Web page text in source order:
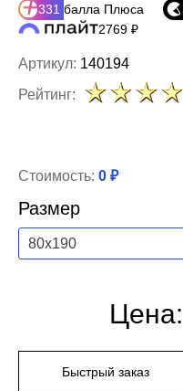
Артикул: 140194
331 балла Плюса
2769 ₽
Рейтинг:
Стоимость: 0 ₽
Размер
80x190
Цена:
Быстрый заказ